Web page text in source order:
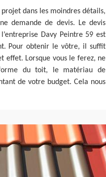
dans les moindres détails,
demande de devis. Le devis
Davy Peintre 59 est
Pour obtenir le vôtre, il suffit
Lorsque vous le ferez, ne
du toit, le matériau de
de votre budget. Cela nous